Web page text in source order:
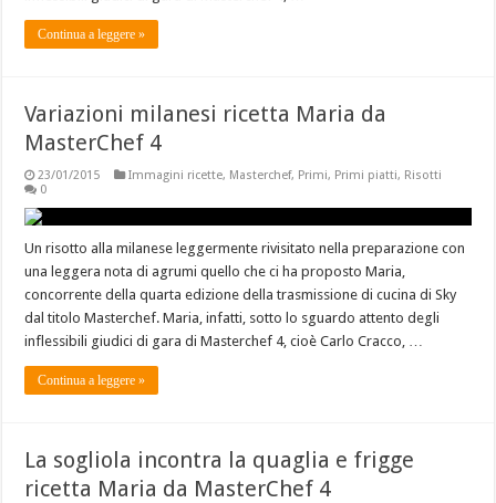
Continua a leggere »
Variazioni milanesi ricetta Maria da
MasterChef 4
23/01/2015 Immagini ricette, Masterchef, Primi, Primi piatti, Risotti
0
Un risotto alla milanese leggermente rivisitato nella preparazione con
una leggera nota di agrumi quello che ci ha proposto Maria,
concorrente della quarta edizione della trasmissione di cucina di Sky
dal titolo Masterchef. Maria, infatti, sotto lo sguardo attento degli
inflessibili giudici di gara di Masterchef 4, cioè Carlo Cracco, …
Continua a leggere »
La sogliola incontra la quaglia e frigge
ricetta Maria da MasterChef 4